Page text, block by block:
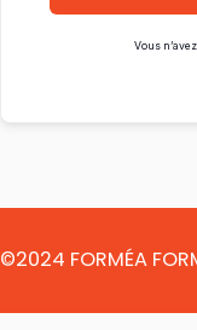
Vous
©2024 FORMÉA